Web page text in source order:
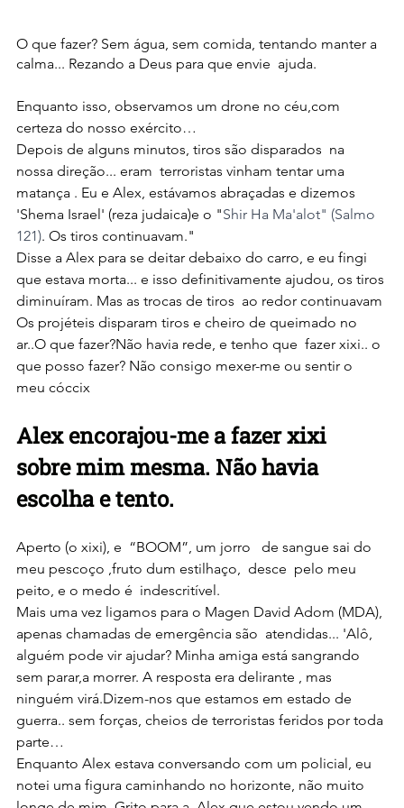
O que fazer? Sem água, sem comida, tentando manter a
calma... Rezando a Deus para que envie  ajuda.
Enquanto isso, observamos um drone no céu,com
certeza do nosso exército…
Depois de alguns minutos, tiros são disparados  na
nossa direção... eram  terroristas vinham tentar uma
matança . Eu e Alex, estávamos abraçadas e dizemos
'Shema Israel' (reza judaica)e o "Shir Ha Ma'alot" (Salmo
121). Os tiros continuavam."
Disse a Alex para se deitar debaixo do carro, e eu fingi
que estava morta... e isso definitivamente ajudou, os tiros
diminuíram. Mas as trocas de tiros  ao redor continuavam
Os projéteis disparam tiros e cheiro de queimado no
ar..O que fazer?Não havia rede, e tenho que  fazer xixi.. o
que posso fazer? Não consigo mexer-me ou sentir o
meu cóccix
Alex encorajou-me a fazer xixi
sobre mim mesma. Não havia
escolha e tento.
Aperto (o xixi), e  “BOOM”, um jorro   de sangue sai do
meu pescoço ,fruto dum estilhaço,  desce  pelo meu
peito, e o medo é  indescritível.
Mais uma vez ligamos para o Magen David Adom (MDA),
apenas chamadas de emergência são  atendidas... 'Alô,
alguém pode vir ajudar? Minha amiga está sangrando
sem parar,a morrer. A resposta era delirante , mas
ninguém virá.Dizem-nos que estamos em estado de
guerra.. sem forças, cheios de terroristas feridos por toda
parte…
Enquanto Alex estava conversando com um policial, eu
notei uma figura caminhando no horizonte, não muito